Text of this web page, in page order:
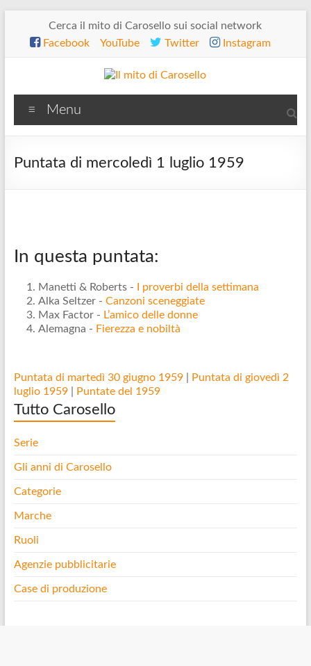
contenuto
Cerca il mito di Carosello sui social network
Facebook
YouTube Twitter Instagram
Il
mito
di
Menu
Puntata di mercoledì 1 luglio 1959
In questa puntata:
Manetti & Roberts -
I proverbi della settimana
Alka Seltzer - Canzoni sceneggiate
Max Factor - L’amico delle donne
Alemagna - Fierezza e nobiltà
Puntata di martedì 30 giugno 1959|
Puntata di giovedì 2
luglio 1959| Puntate del 1959
Tutto Carosello
Serie
Gli anni di Carosello
Categorie
Marche
Ruoli
Agenzie pubblicitarie
Case di produzione